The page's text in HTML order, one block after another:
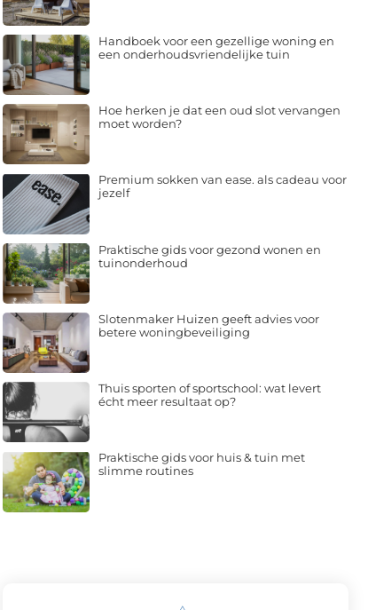
Handboek voor een gezellige woning en
een onderhoudsvriendelijke tuin
Hoe herken je dat een oud slot vervangen
moet worden?
Premium sokken van ease. als cadeau voor
jezelf
Praktische gids voor gezond wonen en
tuinonderhoud
Slotenmaker Huizen geeft advies voor
betere woningbeveiliging
Thuis sporten of sportschool: wat levert
écht meer resultaat op?
Praktische gids voor huis & tuin met
slimme routines